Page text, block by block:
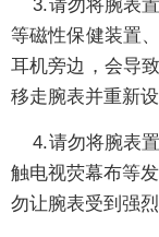
3.请勿将腕表置
等磁性保健装置
耳机旁边，会导
移走腕表并重新设
4.请勿将腕表置
触电视荧幕布等
勿让腕表受到强